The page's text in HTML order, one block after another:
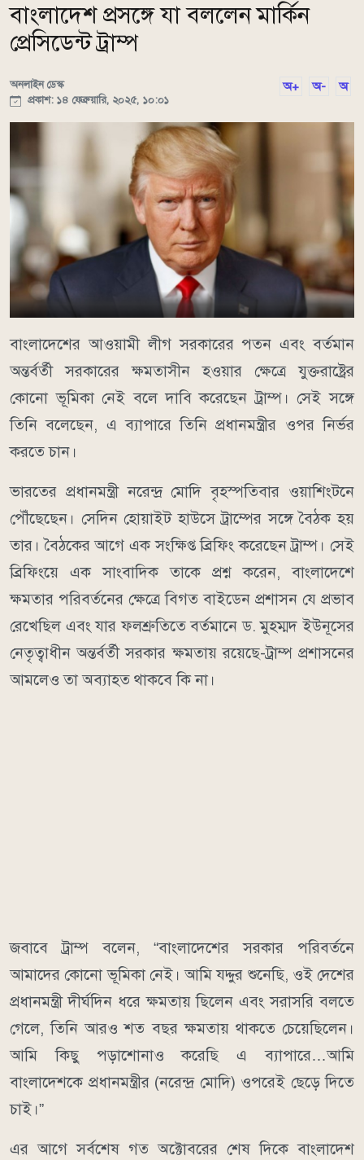
বাংলাদেশ প্রসঙ্গে যা বললেন মার্কিন
প্রেসিডেন্ট ট্রাম্প
অনলাইন ডেস্ক
প্রকাশ: ১৪ ফেব্রুয়ারি, ২০২৫, ১০:০১
অ+ অ- অ
বাংলাদেশের আওয়ামী লীগ সরকারের পতন এবং বর্তমান
অন্তর্বর্তী সরকারের ক্ষমতাসীন হওয়ার ক্ষেত্রে যুক্তরাষ্ট্রের
কোনো ভূমিকা নেই বলে দাবি করেছেন ট্রাম্প। সেই সঙ্গে
তিনি বলেছেন, এ ব্যাপারে তিনি প্রধানমন্ত্রীর ওপর নির্ভর
করতে চান।
ভারতের প্রধানমন্ত্রী নরেন্দ্র মোদি বৃহস্পতিবার ওয়াশিংটনে
পৌঁছেছেন। সেদিন হোয়াইট হাউসে ট্রাম্পের সঙ্গে বৈঠক হয়
তার। বৈঠকের আগে এক সংক্ষিপ্ত ব্রিফিং করেছেন ট্রাম্প। সেই
ব্রিফিংয়ে এক সাংবাদিক তাকে প্রশ্ন করেন, বাংলাদেশে
ক্ষমতার পরিবর্তনের ক্ষেত্রে বিগত বাইডেন প্রশাসন যে প্রভাব
রেখেছিল এবং যার ফলশ্রুতিতে বর্তমানে ড. মুহম্মদ ইউনূসের
নেতৃত্বাধীন অন্তর্বর্তী সরকার ক্ষমতায় রয়েছে-ট্রাম্প প্রশাসনের
আমলেও তা অব্যাহত থাকবে কি না।
জবাবে ট্রাম্প বলেন, “বাংলাদেশের সরকার পরিবর্তনে
আমাদের কোনো ভূমিকা নেই। আমি যদ্দুর শুনেছি, ওই দেশের
প্রধানমন্ত্রী দীর্ঘদিন ধরে ক্ষমতায় ছিলেন এবং সরাসরি বলতে
গেলে, তিনি আরও শত বছর ক্ষমতায় থাকতে চেয়েছিলেন।
আমি কিছু পড়াশোনাও করেছি এ ব্যাপারে…আমি
বাংলাদেশকে প্রধানমন্ত্রীর (নরেন্দ্র মোদি) ওপরেই ছেড়ে দিতে
চাই।”
এর আগে সর্বশেষ গত অক্টোবরের শেষ দিকে বাংলাদেশ